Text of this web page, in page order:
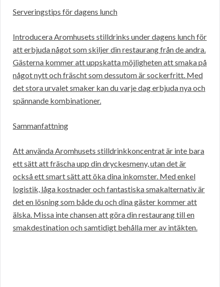
Serveringstips för dagens lunch
Introducera Aromhusets stilldrinks under dagens lunch för
att erbjuda något som skiljer din restaurang från de andra.
Gästerna kommer att uppskatta möjligheten att smaka på
något nytt och fräscht som dessutom är sockerfritt. Med
det stora urvalet smaker kan du varje dag erbjuda nya och
spännande kombinationer.
Sammanfattning
Att använda Aromhusets stilldrinkkoncentrat är inte bara
ett sätt att fräscha upp din dryckesmeny, utan det är
också ett smart sätt att öka dina inkomster. Med enkel
logistik, låga kostnader och fantastiska smakalternativ är
det en lösning som både du och dina gäster kommer att
älska. Missa inte chansen att göra din restaurang till en
smakdestination och samtidigt behålla mer av intäkten.